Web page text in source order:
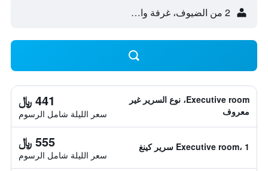
2 من الضيوف، غرفة واحدة
Executive room، نوع السرير غير
معروف
441 ﷼
سعر الليلة شامل الرسوم
Executive room، 1 سرير كينغ 555 ﷼
سعر الليلة شامل الرسوم